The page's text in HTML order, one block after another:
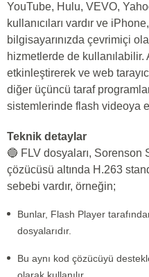
YouTube, Hulu, VEVO,
kullanıcıları vardır ve
bilgisayarınızda çevrimiçi
hizmetlerde de kullanılabilir.
etkinleştirerek ve web
diğer üçüncü taraf
sistemlerinde flash videoya
Teknik detaylar
🔵 FLV dosyaları, Sorenson
çözücüsü altında H.263
sebebi vardır, örneğin;
Bunlar, Flash Player
dosyalarıdır.
Bu aynı kod çözücüyü